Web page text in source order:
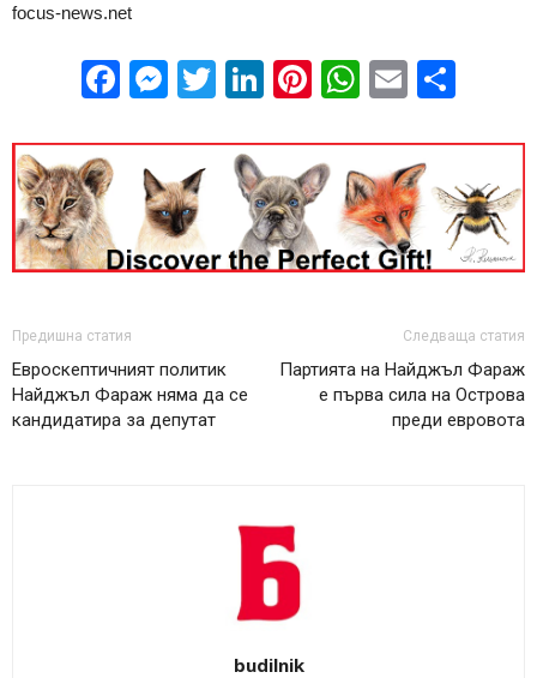
focus-news.net
Facebook
Messenger
Twitter
LinkedIn
Pinterest
WhatsApp
Email
Предишна статия
Евроскептичният политик
Найджъл Фараж няма да се
кандидатира за депутат
Следваща статия
Партията на Найджъл Фараж
е първа сила на Острова
преди евровота
budilnik